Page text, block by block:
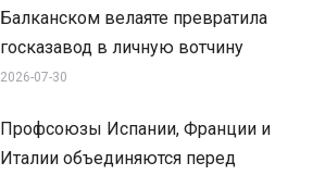
Балканском велаяте превратила
госказавод в личную вотчину
2026-07-30
Профсоюзы Испании, Франции и
Италии объединяются перед